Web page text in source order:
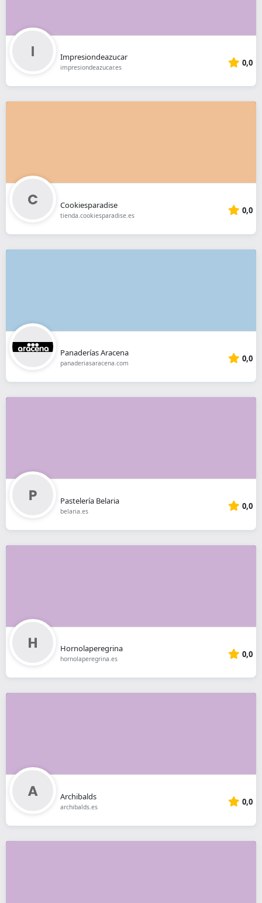
Impresiondeazucar
impresiondeazucar.es 0,0
Cookiesparadise
tienda.cookiesparadise.es 0,0
Panaderías Aracena
panaderiasaracena.com 0,0
Pastelería Belaria
belaria.es 0,0
Hornolaperegrina
hornolaperegrina.es 0,0
Archibalds
archibalds.es 0,0